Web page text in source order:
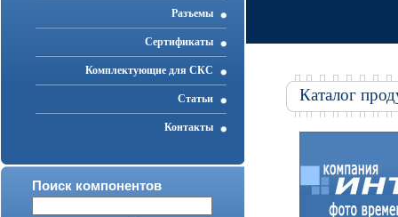
Разъемы
Cертификаты
Комплектующие для СКС
Статьи
Контакты
Поиск компонентов
Каталог